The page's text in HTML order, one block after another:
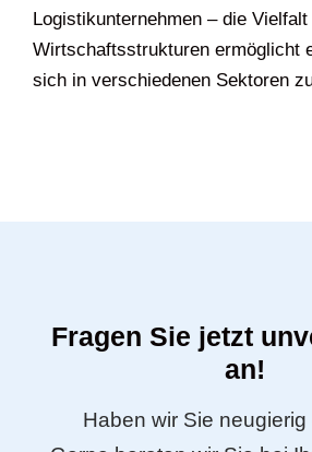
Logistikunternehmen – die Vielfalt
Wirtschaftsstrukturen ermöglicht
sich in verschiedenen Sektoren
Fragen Sie jetzt
an!
Haben wir Sie